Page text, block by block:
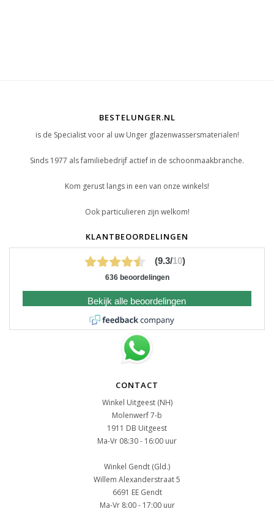
BESTELUNGER.NL
is de Specialist voor al uw Unger glazenwassersmaterialen!
Sinds 1977 als familiebedrijf actief in de schoonmaakbranche.
Kom gerust langs in een van onze winkels!
Ook particulieren zijn welkom!
KLANTBEOORDELINGEN
(9.3/10)
636 beoordelingen
Bekijk alle beoordelingen
CONTACT
Winkel Uitgeest (NH)
Molenwerf 7-b
1911 DB Uitgeest
Ma-Vr 08:30 - 16:00 uur
Winkel Gendt (Gld.)
Willem Alexanderstraat 5
6691 EE Gendt
Ma-Vr 8:00 - 17:00 uur